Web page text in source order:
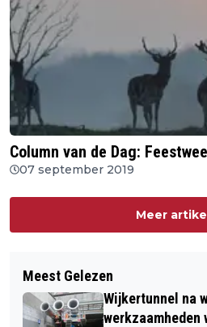
Column van de Dag:
07 september 2019
Meer
Meest Gelezen
Wijkertunnel na
werkzaamheden